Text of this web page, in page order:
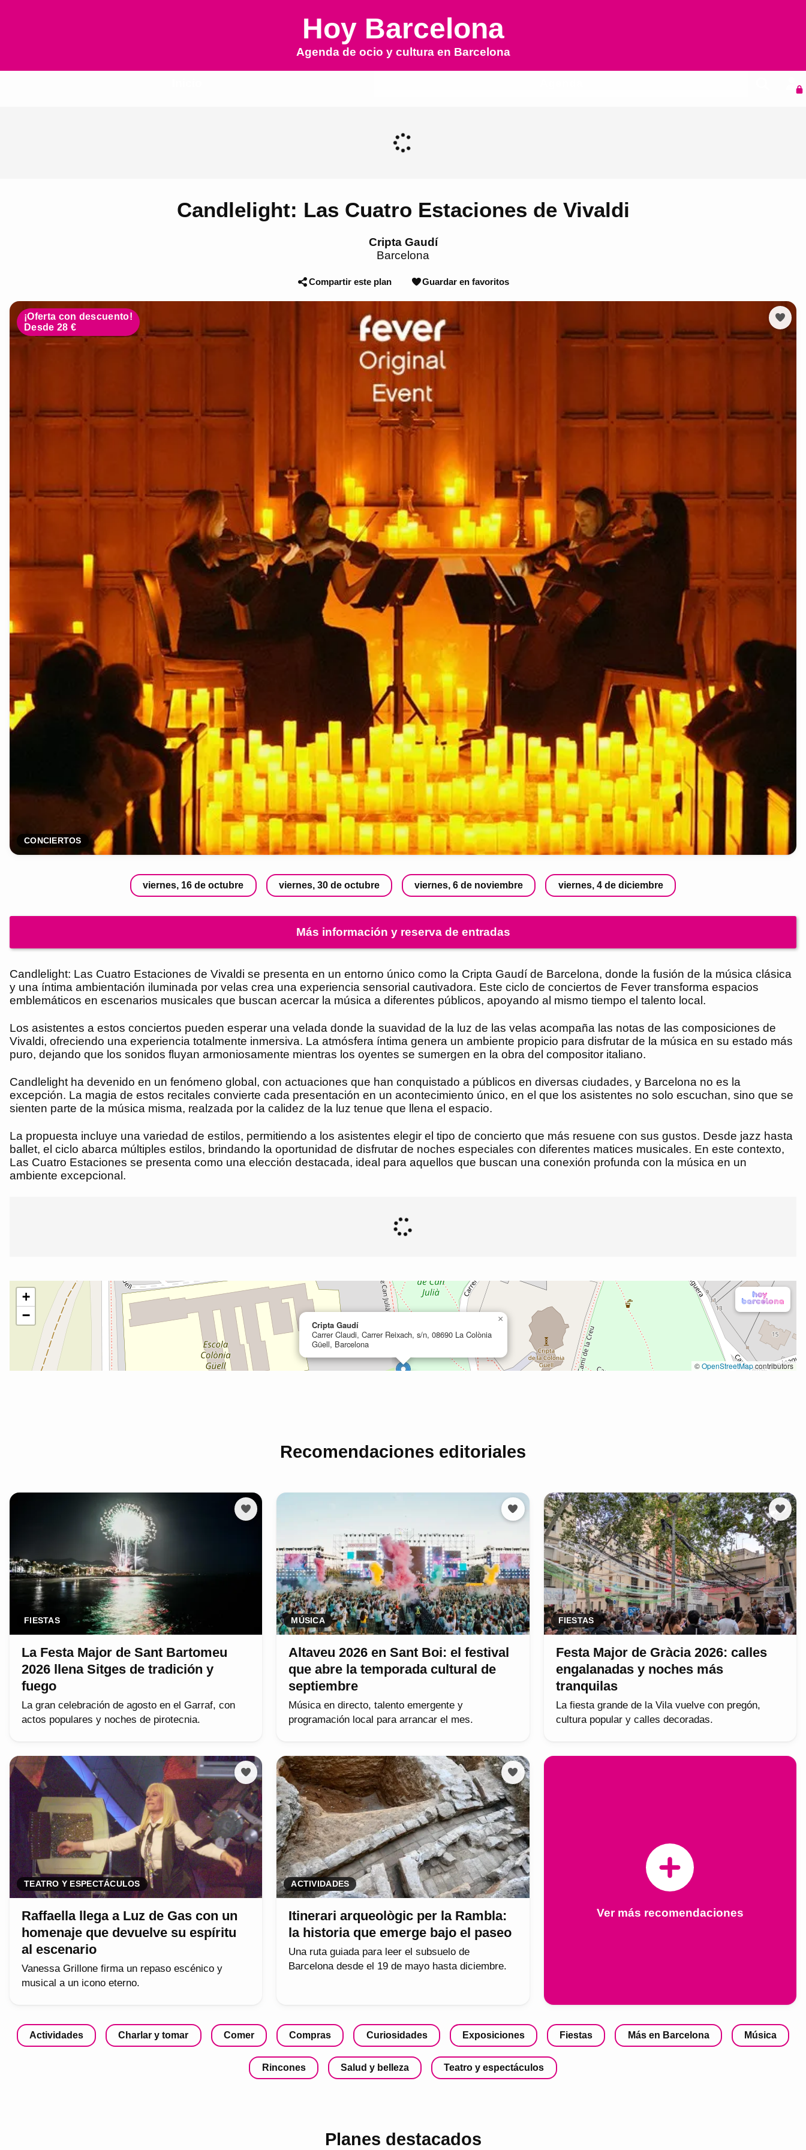
Hoy Barcelona
Agenda de ocio y cultura en Barcelona
Candlelight: Las Cuatro Estaciones de Vivaldi
Cripta Gaudí
Barcelona
Compartir este plan Guardar en favoritos
¡Oferta con descuento!
Desde 28 €
CONCIERTOS
viernes, 16 de octubre viernes, 30 de octubre viernes, 6 de noviembre viernes, 4 de diciembre
Más información y reserva de entradas
Candlelight: Las Cuatro Estaciones de Vivaldi se presenta en un entorno único como la Cripta Gaudí de Barcelona, donde la fusión de la música clásica
y una íntima ambientación iluminada por velas crea una experiencia sensorial cautivadora. Este ciclo de conciertos de Fever transforma espacios
emblemáticos en escenarios musicales que buscan acercar la música a diferentes públicos, apoyando al mismo tiempo el talento local.
Los asistentes a estos conciertos pueden esperar una velada donde la suavidad de la luz de las velas acompaña las notas de las composiciones de
Vivaldi, ofreciendo una experiencia totalmente inmersiva. La atmósfera íntima genera un ambiente propicio para disfrutar de la música en su estado más
puro, dejando que los sonidos fluyan armoniosamente mientras los oyentes se sumergen en la obra del compositor italiano.
Candlelight ha devenido en un fenómeno global, con actuaciones que han conquistado a públicos en diversas ciudades, y Barcelona no es la
excepción. La magia de estos recitales convierte cada presentación en un acontecimiento único, en el que los asistentes no solo escuchan, sino que se
sienten parte de la música misma, realzada por la calidez de la luz tenue que llena el espacio.
La propuesta incluye una variedad de estilos, permitiendo a los asistentes elegir el tipo de concierto que más resuene con sus gustos. Desde jazz hasta
ballet, el ciclo abarca múltiples estilos, brindando la oportunidad de disfrutar de noches especiales con diferentes matices musicales. En este contexto,
Las Cuatro Estaciones se presenta como una elección destacada, ideal para aquellos que buscan una conexión profunda con la música en un
ambiente excepcional.
Recomendaciones editoriales
FIESTAS
La Festa Major de Sant Bartomeu
2026 llena Sitges de tradición y
fuego
La gran celebración de agosto en el Garraf, con
actos populares y noches de pirotecnia.
MÚSICA
Altaveu 2026 en Sant Boi: el festival
que abre la temporada cultural de
septiembre
Música en directo, talento emergente y
programación local para arrancar el mes.
FIESTAS
Festa Major de Gràcia 2026: calles
engalanadas y noches más
tranquilas
La fiesta grande de la Vila vuelve con pregón,
cultura popular y calles decoradas.
TEATRO Y ESPECTÁCULOS
Raffaella llega a Luz de Gas con un
homenaje que devuelve su espíritu
al escenario
Vanessa Grillone firma un repaso escénico y
musical a un icono eterno.
ACTIVIDADES
Itinerari arqueològic per la Rambla:
la historia que emerge bajo el paseo
Una ruta guiada para leer el subsuelo de
Barcelona desde el 19 de mayo hasta diciembre.
Ver más recomendaciones
Actividades Charlar y tomar Comer Compras Curiosidades Exposiciones Fiestas Más en Barcelona Música
Rincones Salud y belleza Teatro y espectáculos
Planes destacados